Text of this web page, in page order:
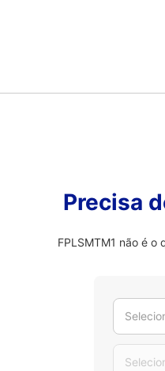
Precisa
FPLSMTM1 não é